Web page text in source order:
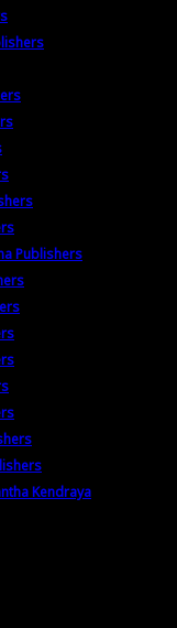
Publishers
Kendraya